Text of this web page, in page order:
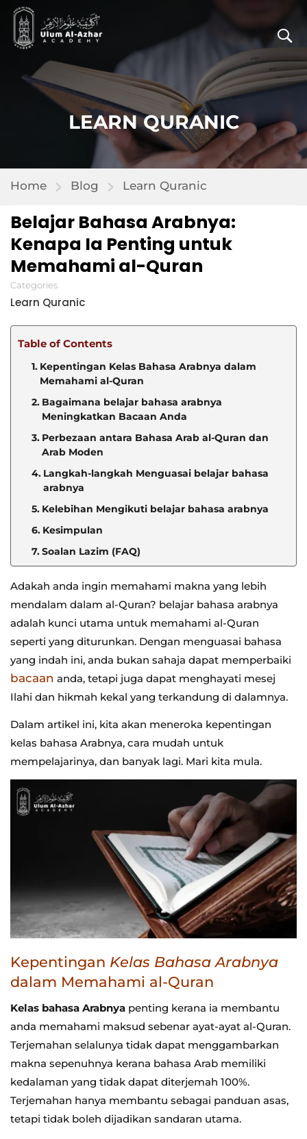
LEARN QURANIC
Home Blog Learn Quranic
Belajar Bahasa Arabnya:
Kenapa Ia Penting untuk
Memahami al-Quran
Categories
Learn Quranic
Table of Contents
Kepentingan Kelas Bahasa Arabnya dalam
Memahami al-Quran
Bagaimana belajar bahasa arabnya
Meningkatkan Bacaan Anda
Perbezaan antara Bahasa Arab al-Quran dan
Arab Moden
Langkah-langkah Menguasai belajar bahasa
arabnya
Kelebihan Mengikuti belajar bahasa arabnya
Kesimpulan
Soalan Lazim (FAQ)
Adakah anda ingin memahami makna yang lebih
mendalam dalam al-Quran? belajar bahasa arabnya
adalah kunci utama untuk memahami al-Quran
seperti yang diturunkan. Dengan menguasai bahasa
yang indah ini, anda bukan sahaja dapat memperbaiki
bacaan anda, tetapi juga dapat menghayati mesej
Ilahi dan hikmah kekal yang terkandung di dalamnya.
Dalam artikel ini, kita akan meneroka kepentingan
kelas bahasa Arabnya, cara mudah untuk
mempelajarinya, dan banyak lagi. Mari kita mula.
Kepentingan Kelas Bahasa Arabnya
dalam Memahami al-Quran
Kelas bahasa Arabnya penting kerana ia membantu
anda memahami maksud sebenar ayat-ayat al-Quran.
Terjemahan selalunya tidak dapat menggambarkan
makna sepenuhnya kerana bahasa Arab memiliki
kedalaman yang tidak dapat diterjemah 100%.
Terjemahan hanya membantu sebagai panduan asas,
tetapi tidak boleh dijadikan sandaran utama.